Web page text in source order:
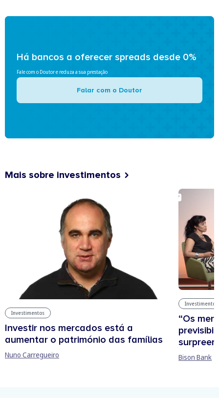
Há bancos a oferecer spreads desde 0%
Fale com o Doutor e reduza a sua prestação
Falar com o Doutor
Mais sobre investimentos
Investimentos
Investir nos mercados está a
aumentar o património das famílias
Nuno Carregueiro
Investimentos
“Os
Bison Bank